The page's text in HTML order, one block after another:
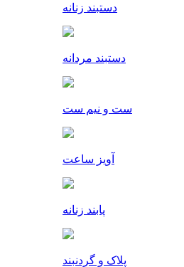
دستبند زنانه
دستبند مردانه
ست و نیم ست
آویز ساعت
پابند زنانه
پلاک و گردنبند